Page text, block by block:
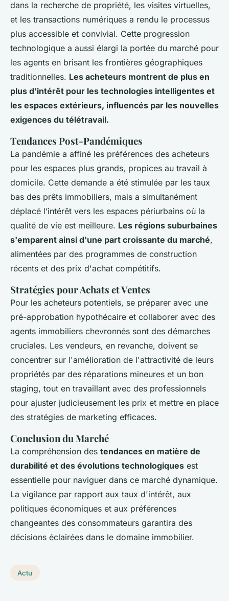
dans la recherche de propriété, les visites virtuelles,
et les transactions numériques a rendu le processus
plus accessible et convivial. Cette progression
technologique a aussi élargi la portée du marché pour
les agents en brisant les frontières géographiques
traditionnelles. Les acheteurs montrent de plus en
plus d'intérêt pour les technologies intelligentes et
les espaces extérieurs, influencés par les nouvelles
exigences du télétravail.
Tendances Post-Pandémiques
La pandémie a affiné les préférences des acheteurs
pour les espaces plus grands, propices au travail à
domicile. Cette demande a été stimulée par les taux
bas des prêts immobiliers, mais a simultanément
déplacé l’intérêt vers les espaces périurbains où la
qualité de vie est meilleure. Les régions suburbaines
s'emparent ainsi d'une part croissante du marché,
alimentées par des programmes de construction
récents et des prix d'achat compétitifs.
Stratégies pour Achats et Ventes
Pour les acheteurs potentiels, se préparer avec une
pré-approbation hypothécaire et collaborer avec des
agents immobiliers chevronnés sont des démarches
cruciales. Les vendeurs, en revanche, doivent se
concentrer sur l'amélioration de l'attractivité de leurs
propriétés par des réparations mineures et un bon
staging, tout en travaillant avec des professionnels
pour ajuster judicieusement les prix et mettre en place
des stratégies de marketing efficaces.
Conclusion du Marché
La compréhension des tendances en matière de
durabilité et des évolutions technologiques est
essentielle pour naviguer dans ce marché dynamique.
La vigilance par rapport aux taux d'intérêt, aux
politiques économiques et aux préférences
changeantes des consommateurs garantira des
décisions éclairées dans le domaine immobilier.
Actu